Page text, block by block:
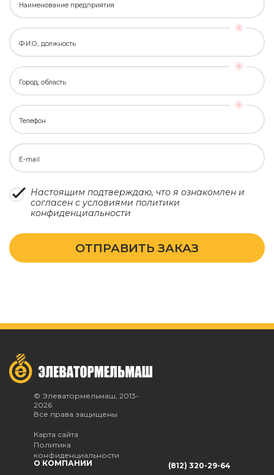
Наименование предприятия
Ф.И.О., должность
Город, область
Телефон
E-mail
Настоящим подтверждаю, что я ознакомлен и
согласен с условиями политики
конфиденциальности
ОТПРАВИТЬ ЗАКАЗ
© Элеватормельмаш, 2013-
2026
Все права защищены
Карта сайта
Политика
конфиденциальности
О КОМПАНИИ
(812) 320-29-64